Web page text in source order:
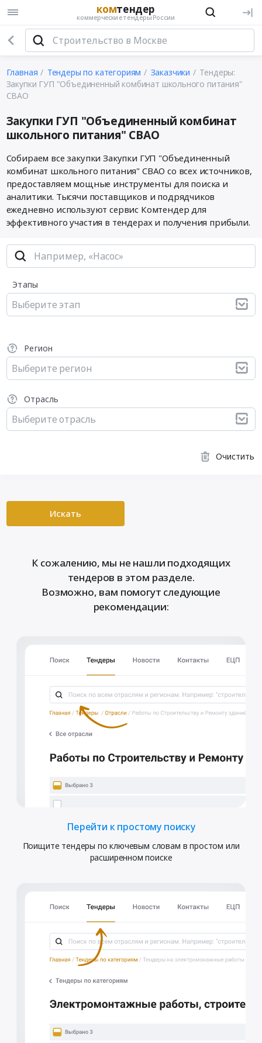
комтендер
коммерческие тендеры России
Главная Тендеры по категориям Заказчики
Тендеры:
Закупки ГУП "Объединенный комбинат школьного питания"
СВАО
Закупки ГУП "Объединенный комбинат
школьного питания" СВАО
Собираем все закупки Закупки ГУП "Объединенный
комбинат школьного питания" СВАО со всех источников,
предоставляем мощные инструменты для поиска и
аналитики. Тысячи поставщиков и подрядчиков
ежедневно используют сервис Комтендер для
эффективного участия в тендерах и получения прибыли.
Этапы
Выберите этап
Регион
Выберите регион
Отрасль
Выберите отрасль
Очистить
Искать
К сожалению, мы не нашли подходящих
тендеров в этом разделе.
Возможно, вам помогут следующие
рекомендации:
Перейти к простому поиску
Поищите тендеры по ключевым словам в простом или
расширенном поиске